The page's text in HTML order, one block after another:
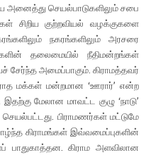
செயல்பாடுகளிலும் சபை
சிறிய குற்றவியல் வழக்குகளை
நகரங்களிலும் அரசரை
தலைமையில் நீதிமன்றங்கள்
சேர்ந்த அமைப்பாகும். கிராமத்தவர்
மக்கள் மன்றமான ‘ஊரார்’ என்ற
மேலான மாவட்ட குழு ‘நாடு’
பிராமணர்கள் மட்டுமே
கிராமங்கள் இவ்வமைப்புகளின்
கிராம அளவிலான